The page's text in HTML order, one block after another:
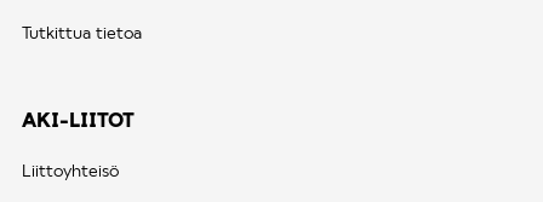
Tutkittua tietoa
AKI-LIITOT
Liittoyhteisö